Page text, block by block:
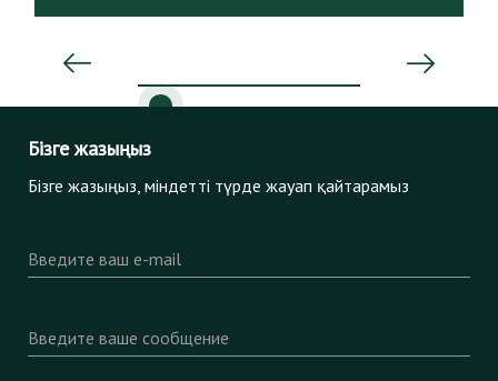
Бізге жазыңыз
Бізге жазыңыз, міндетті түрде жауап қайтарамыз
Введите ваш e-mail
Введите ваше сообщение